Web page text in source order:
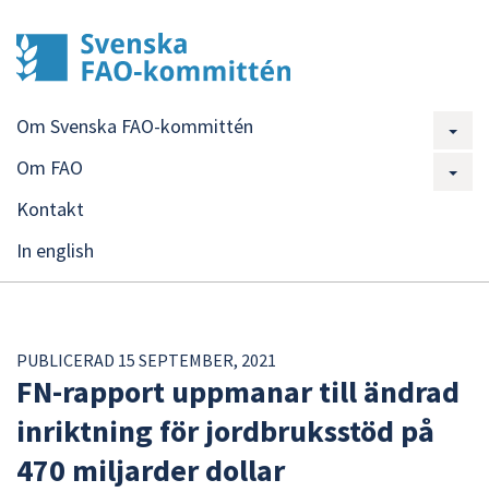
Om Svenska FAO-kommittén
Om FAO
Kontakt
In english
PUBLICERAD 15 SEPTEMBER, 2021
FN-rapport uppmanar till ändrad
inriktning för jordbruksstöd på
470 miljarder dollar